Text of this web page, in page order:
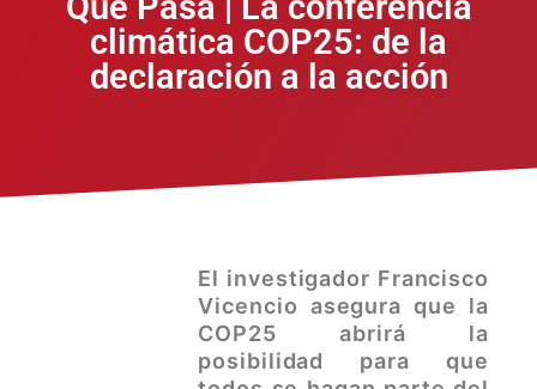
climática COP25: de la
declaración a la acción
El investigador Francisco
Vicencio asegura que la
COP25 abrirá la
posibilidad para que